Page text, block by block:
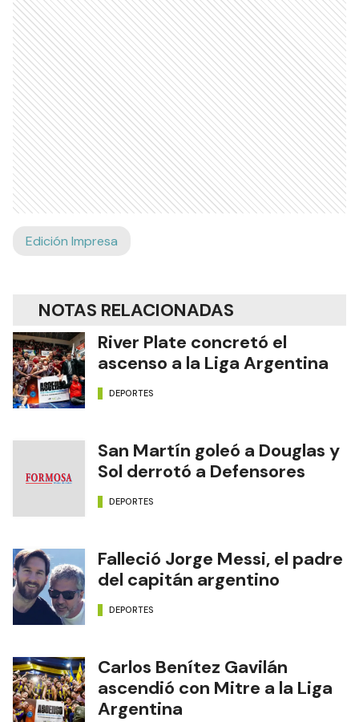
Edición Impresa
NOTAS RELACIONADAS
River Plate concretó el
ascenso a la Liga Argentina
DEPORTES
San Martín goleó a Douglas y
Sol derrotó a Defensores
DEPORTES
Falleció Jorge Messi, el padre
del capitán argentino
DEPORTES
Carlos Benítez Gavilán
ascendió con Mitre a la Liga
Argentina